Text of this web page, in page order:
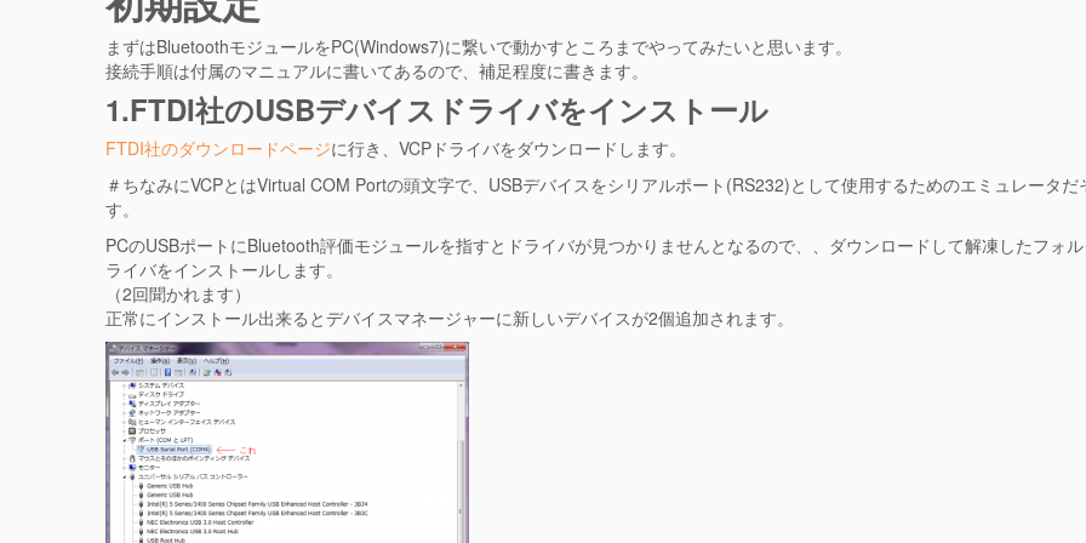
まずはBluetoothモジュールをPC(Windows7)に繋いで動かすところまでやってみたいと思います。
接続手順は付属のマニュアルに書いてあるので、補足程度に書きます。
1.FTDI社のUSBデバイスドライバをインストール
FTDI社のダウンロードページに行き、VCPドライバをダウンロードします。
＃ちなみにVCPとはVirtual COM Portの頭文字で、USBデバイスをシリアルポート(RS232)として使用するためのエミュレータだ
す。
PCのUSBポートにBluetooth評価モジュールを指すとドライバが見つかりませんとなるので、、ダウンロードして解凍したフォ
ライバをインストールします。
（2回聞かれます）
正常にインストール出来るとデバイスマネージャーに新しいデバイスが2個追加されます。